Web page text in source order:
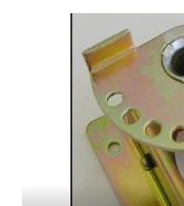
体表面处理分两种：
为RAL7035浅灰色
涂，涂层厚度60到
候型聚酯粉末，经过
老化测试无粉化。对